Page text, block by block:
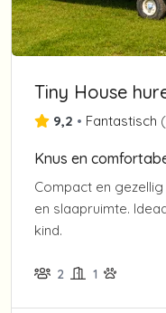
Tiny House
9,2 • Fantastisch (
Knus en
Compact en
en slaapruimte.
kind.
2 1